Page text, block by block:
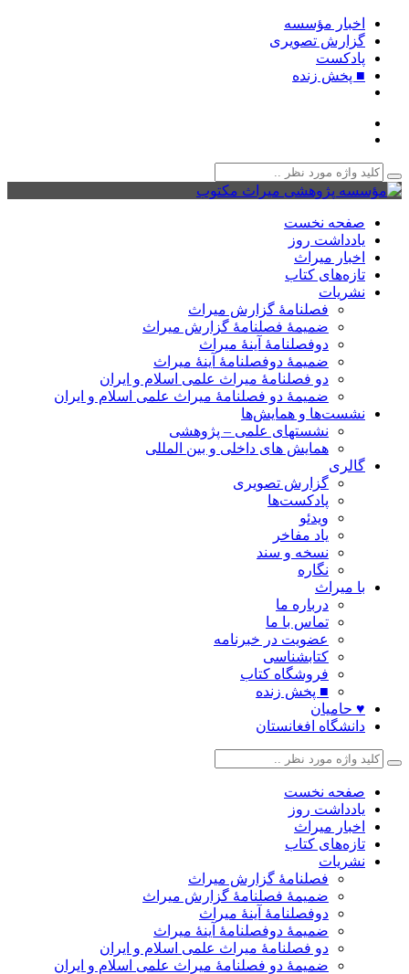
اخبار مؤسسه
گزارش تصویری
پادکست‌
■ پخش زنده
صفحه نخست
یادداشت روز
اخبار میراث
تازه‌های کتاب
نشریات
فصلنامۀ گزارش میراث
ضمیمۀ فصلنامۀ گزارش میراث
دوفصلنامۀ آینۀ میراث
ضمیمۀ دوفصلنامۀ آینۀ میراث
دو فصلنامۀ میراث علمی اسلام و ایران
ضمیمۀ دو فصلنامۀ میراث علمی اسلام و ایران
نشست‌ها و همایش‌ها
نشستهای علمی – پژوهشی
همایش های داخلی و بین المللی
گالری
گزارش تصویری
پادکست‌ها
ویدئو
یاد مفاخر
نسخه و سند
نگاره
با میراث
درباره ما
تماس با ما
عضویت در خبرنامه
کتابشناسی
فروشگاه کتاب
■ پخش زنده
♥ حامیان
دانشگاه افغانستان
صفحه نخست
یادداشت روز
اخبار میراث
تازه‌های کتاب
نشریات
فصلنامۀ گزارش میراث
ضمیمۀ فصلنامۀ گزارش میراث
دوفصلنامۀ آینۀ میراث
ضمیمۀ دوفصلنامۀ آینۀ میراث
دو فصلنامۀ میراث علمی اسلام و ایران
ضمیمۀ دو فصلنامۀ میراث علمی اسلام و ایران